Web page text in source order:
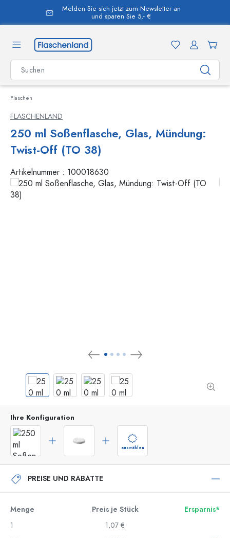
springen
Melden Sie sich jetzt zum Newsletter an
und sparen Sie 5,- €
Flaschen
FLASCHENLAND
250 ml Soßenflasche, Glas, Mündung:
Twist-Off (TO 38)
Artikelnummer : 100018630
Ihre Konfiguration
auswählen
PREISE UND RABATTE
Menge Preis je Stück
Ersparnis*
1
1,07 €